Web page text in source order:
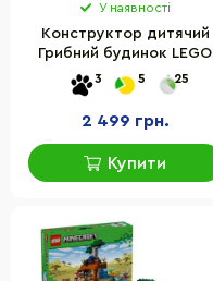
У наявності
Конструктор дитячий
Грибний будинок LEGO
21270, 500 деталей
3 5 25
2 499 грн.
Купити